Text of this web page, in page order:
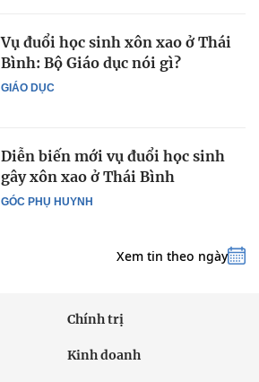
GIÁO DỤC
Vụ đuổi học sinh xôn xao ở Thái
Bình: Bộ Giáo dục nói gì?
GÓC PHỤ HUYNH
Diễn biến mới vụ đuổi học sinh
gây xôn xao ở Thái Bình
Xem tin theo ngày
Chính trị
Kinh doanh